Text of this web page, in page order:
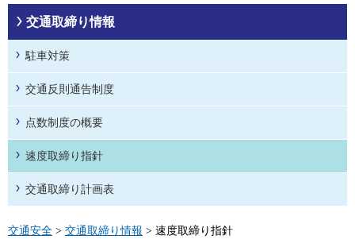
交通取締り情報
駐車対策
交通反則通告制度
点数制度の概要
速度取締り指針
交通取締り計画表
交通安全 > 交通取締り情報 > 速度取締り指針